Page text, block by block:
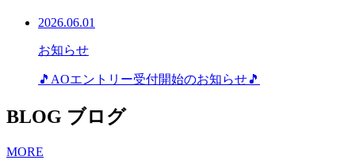
2026.06.01
お知らせ
🎵AOエントリー受付開始のお知らせ🎵
BLOG ブログ
MORE